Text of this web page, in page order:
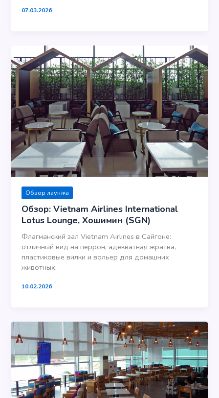
07.03.2026
Обзор лаунжа
Обзор: Vietnam Airlines International
Lotus Lounge, Хошимин (SGN)
Флагманский зал Vietnam Airlines в Сайгоне:
отличный вид на перрон, адекватная жратва,
пластиковые вилки и вольер для домашних
животных.
10.02.2026